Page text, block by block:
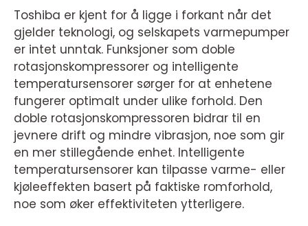
Toshiba er kjent for å ligge i forkant når det
gjelder teknologi, og selskapets varmepumper
er intet unntak. Funksjoner som doble
rotasjonskompressorer og intelligente
temperatursensorer sørger for at enhetene
fungerer optimalt under ulike forhold. Den
doble rotasjonskompressoren bidrar til en
jevnere drift og mindre vibrasjon, noe som gir
en mer stillegående enhet. Intelligente
temperatursensorer kan tilpasse varme- eller
kjøleeffekten basert på faktiske romforhold,
noe som øker effektiviteten ytterligere.